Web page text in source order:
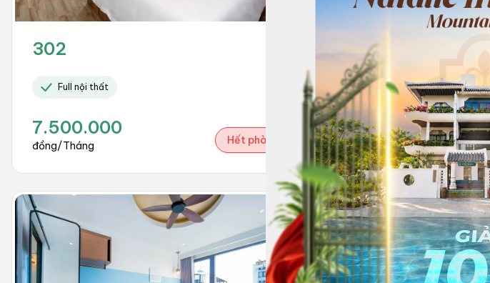
302
Full nội thất
7.500.000
đồng/Tháng Hết phòng
401
Full nội thất
9.000.000
đồng/Tháng